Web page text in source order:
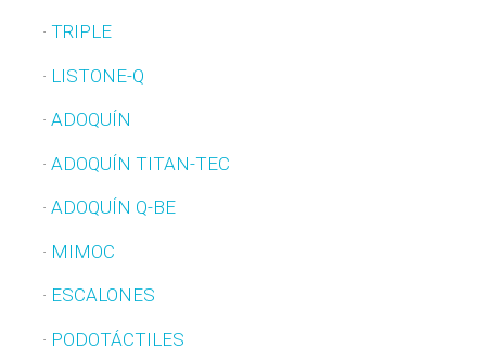
TRIPLE
LISTONE-Q
ADOQUÍN
ADOQUÍN TITAN-TEC
ADOQUÍN Q-BE
MIMOC
ESCALONES
PODOTÁCTILES